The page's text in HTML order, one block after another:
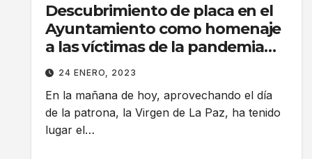
Descubrimiento de placa en el
Ayuntamiento como homenaje
a las víctimas de la pandemia
provocada por la COVID-19
24 ENERO, 2023
En la mañana de hoy, aprovechando el día
de la patrona, la Virgen de La Paz, ha tenido
lugar el…